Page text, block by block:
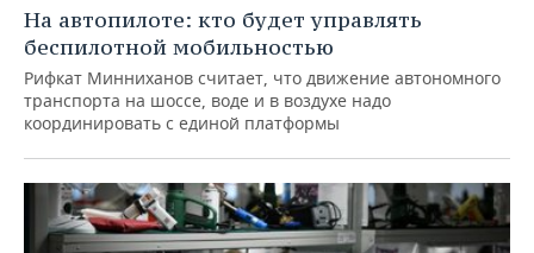
На автопилоте: кто будет управлять
беспилотной мобильностью
Рифкат Минниханов считает, что движение автономного
транспорта на шоссе, воде и в воздухе надо
координировать с единой платформы